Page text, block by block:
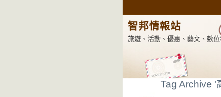
智邦情報站
旅遊、活動、優惠、藝文、數
Tag Archive '